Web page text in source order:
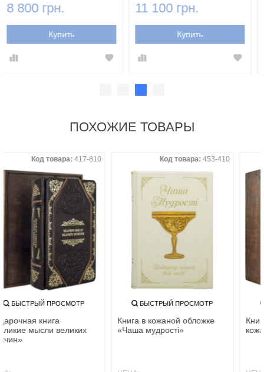
8 800 грн.
Купить
11 100 грн.
Купить
ПОХОЖИЕ ТОВАРЫ
Код товара:417-810
БЫСТРЫЙ ПРОСМОТР
Подарочная книга
«Великие мысли великих
мужчин»
Код товара:453-410
БЫСТРЫЙ ПРОСМОТР
Книга в кожаной обложке
«Чаша мудрості»